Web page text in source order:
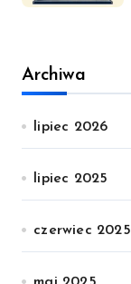
Archiwa
lipiec 2026
lipiec 2025
czerwiec 2025